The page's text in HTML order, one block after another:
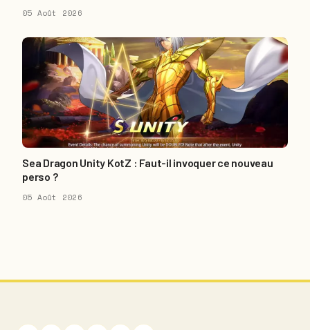
05 Août 2026
Sea Dragon Unity KotZ : Faut-il invoquer ce nouveau
perso ?
05 Août 2026